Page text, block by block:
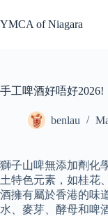
to
content
YMCA of Niagara
手工啤酒好唔好2026!
benlau
獅子山啤無添加劑化
土特色元素，如桂花
酒擁有屬於香港的味
水、麥芽、酵母和啤